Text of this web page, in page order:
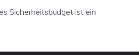
Sicherheitsbudget ist ein